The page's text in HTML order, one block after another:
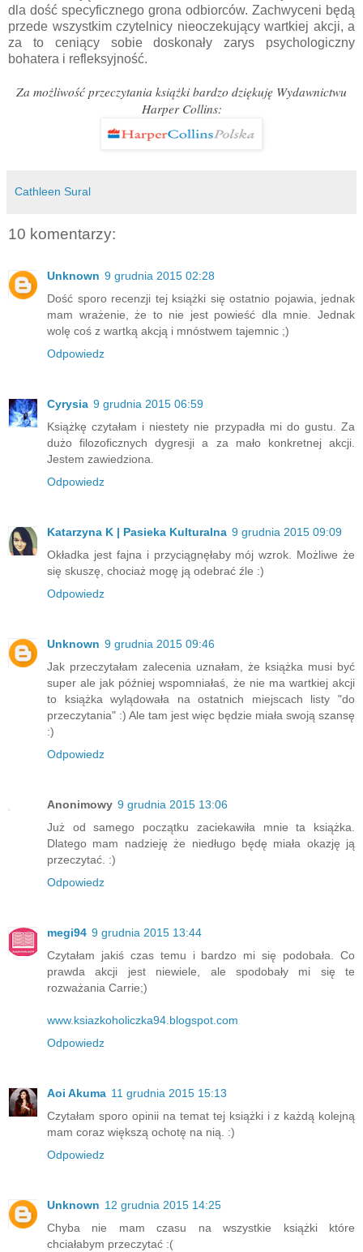
dla dość specyficznego grona odbiorców. Zachwyceni będą
przede wszystkim czytelnicy nieoczekujący wartkiej akcji, a
za to ceniący sobie doskonały zarys psychologiczny
bohatera i refleksyjność.
Za możliwość przeczytania książki bardzo dziękuję Wydawnictwu
Harper Collins:
Cathleen Sural
10 komentarzy:
Unknown 9 grudnia 2015 02:28
Dość sporo recenzji tej książki się ostatnio pojawia, jednak
mam wrażenie, że to nie jest powieść dla mnie. Jednak
wolę coś z wartką akcją i mnóstwem tajemnic ;)
Odpowiedz
Cyrysia 9 grudnia 2015 06:59
Książkę czytałam i niestety nie przypadła mi do gustu. Za
dużo filozoficznych dygresji a za mało konkretnej akcji.
Jestem zawiedziona.
Odpowiedz
Katarzyna K | Pasieka Kulturalna 9 grudnia 2015 09:09
Okładka jest fajna i przyciągnęłaby mój wzrok. Możliwe że
się skuszę, chociaż mogę ją odebrać źle :)
Odpowiedz
Unknown 9 grudnia 2015 09:46
Jak przeczytałam zalecenia uznałam, że książka musi być
super ale jak później wspomniałaś, że nie ma wartkiej akcji
to książka wylądowała na ostatnich miejscach listy "do
przeczytania" :) Ale tam jest więc będzie miała swoją szansę
:)
Odpowiedz
Anonimowy 9 grudnia 2015 13:06
Już od samego początku zaciekawiła mnie ta książka.
Dlatego mam nadzieję że niedługo będę miała okazję ją
przeczytać. :)
Odpowiedz
megi94 9 grudnia 2015 13:44
Czytałam jakiś czas temu i bardzo mi się podobała. Co
prawda akcji jest niewiele, ale spodobały mi się te
rozważania Carrie;)
www.ksiazkoholiczka94.blogspot.com
Odpowiedz
Aoi Akuma 11 grudnia 2015 15:13
Czytałam sporo opinii na temat tej książki i z każdą kolejną
mam coraz większą ochotę na nią. :)
Odpowiedz
Unknown 12 grudnia 2015 14:25
Chyba nie mam czasu na wszystkie książki które
chciałabym przeczytać :(